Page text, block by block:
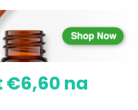
van Tilray
na